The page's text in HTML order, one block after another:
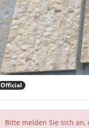
Official
Bitte melden Sie sich